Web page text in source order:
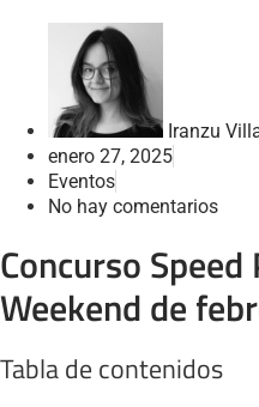
Iranzu
enero 27, 2025
Eventos
No hay comentarios
Concurso
Weekend de
Tabla de contenidos